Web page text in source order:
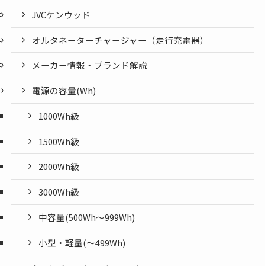
JVCケンウッド
オルタネーターチャージャー（走行充電器）
メーカー情報・ブランド解説
電源の容量(Wh)
1000Wh級
1500Wh級
2000Wh級
3000Wh級
中容量(500Wh～999Wh)
小型・軽量(〜499Wh)